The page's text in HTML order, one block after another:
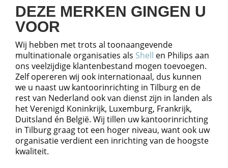
DEZE MERKEN GINGEN U
VOOR
Wij hebben met trots al toonaangevende
multinationale organisaties als Shell en Philips aan
ons veelzijdige klantenbestand mogen toevoegen.
Zelf opereren wij ook internationaal, dus kunnen
we u naast uw kantoorinrichting in Tilburg en de
rest van Nederland ook van dienst zijn in landen als
het Verenigd Koninkrijk, Luxemburg, Frankrijk,
Duitsland én België. Wij tillen uw kantoorinrichting
in Tilburg graag tot een hoger niveau, want ook uw
organisatie verdient een inrichting van de hoogste
kwaliteit.